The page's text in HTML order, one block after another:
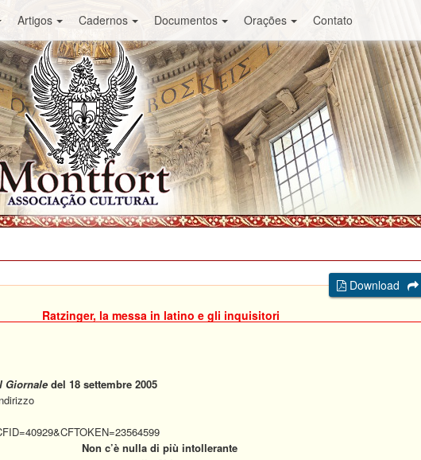
Artigos Cadernos Documentos Orações Contato
Download
Ratzinger, la messa in latino e gli inquisitori
Giornale del 18 settembre 2005
Non c’è nulla di più intollerante